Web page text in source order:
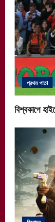
প্রথম পাতা
বিশ্বকাপে